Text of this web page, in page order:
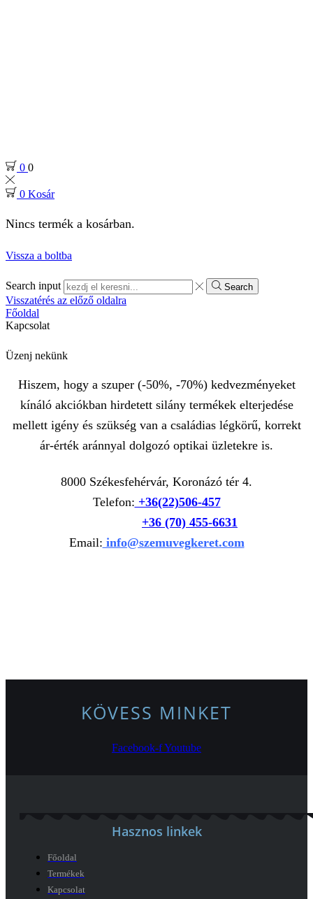
0 0
0 Kosár
Nincs termék a kosárban.
Vissza a boltba
Search input Search
Visszatérés az előző oldalra
Főoldal
Kapcsolat
Üzenj nekünk
Hiszem, hogy a szuper (-50%, -70%) kedvezményeket
kínáló akciókban hirdetett silány termékek elterjedése
mellett igény és szükség van a családias légkörű, korrekt
ár-érték aránnyal dolgozó optikai üzletekre is.
8000 Székesfehérvár, Koronázó tér 4.
Telefon: +36(22)506-457
+36 (70) 455-6631
Email: info@szemuvegkeret.com
KÖVESS MINKET
Facebook-fYoutube
Hasznos linkek
Főoldal
Termékek
Kapcsolat